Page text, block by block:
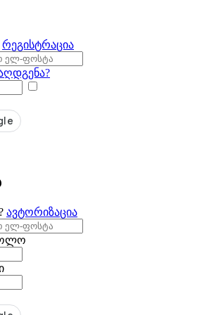
რეგისტრაცია
ავტორიზაცია